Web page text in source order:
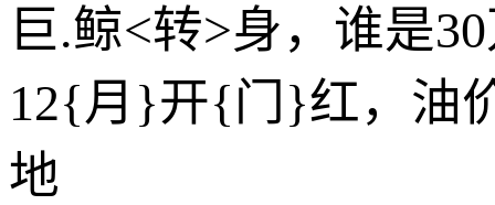
巨.鲸<转>身，谁是
12{月}开{门}红，油
地